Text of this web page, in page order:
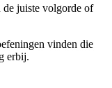
juiste volgorde of
vinden die
erbij.